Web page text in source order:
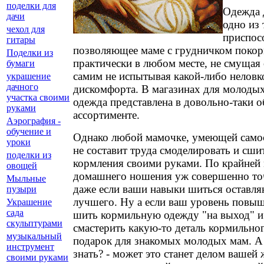
Одежда
одно из
позволяющее маме с грудничком
практически в любом месте, не
самим не испытывая какой-либо
дискомфорта. В магазинах для
одежда представлена в довольно-таки
ассортименте.
Однако любой мамочке, умеющей
не составит труда смоделировать и
кормления своими руками. По крайней
домашнего ношения уж совершенно
даже если ваши навыки шиться
лучшего. Ну а если ваш уровень
шить кормильную одежду "на выход"
смастерить какую-то деталь
подарок для знакомых молодых мам. А
знать? - может это станет делом вашей
поделки для
дачи
чехол для
гитары
Поделки из
бумаги
украшение
дачного
участка своими
руками
Аэрография -
обучение и
уроки
поделки из
овощей
Мыльные
пузыри
Украшение
сада
скульптурами
музыкальный
инструмент
своими руками